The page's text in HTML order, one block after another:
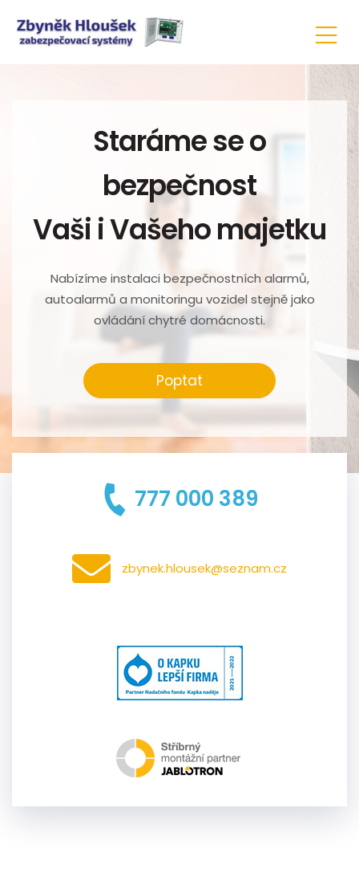
Staráme se o
bezpečnost
Vaši i Vašeho majetku
Nabízíme instalaci bezpečnostních alarmů,
autoalarmů a monitoringu vozidel stejně jako
ovládání chytré domácnosti.
Poptat
777 000 389
zbynek.hlousek@seznam.cz